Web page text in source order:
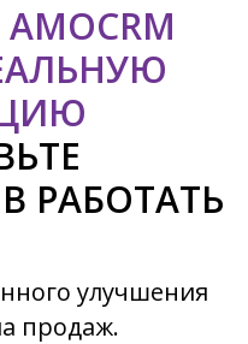
РАБОТАТЬ
улучшения
продаж.